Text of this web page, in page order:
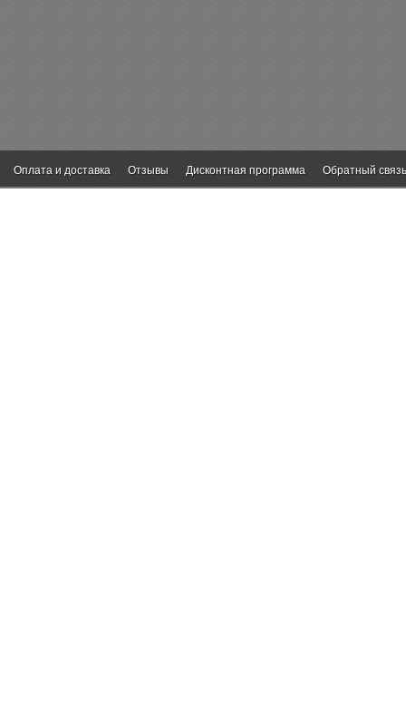
Оплата и доставка Отзывы Дисконтная программа Обратный связь